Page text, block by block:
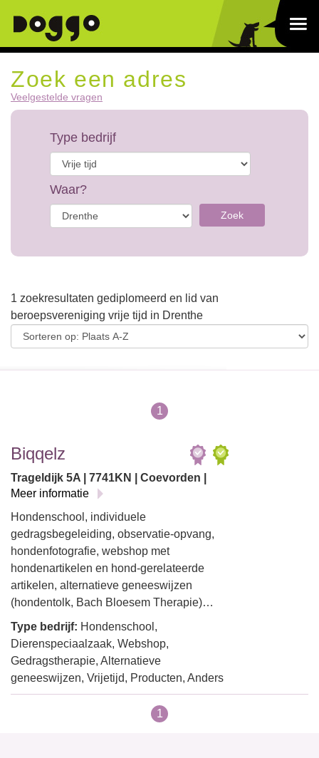
Zoek een adres
Veelgestelde vragen
Type bedrijf
Waar?
Zoek
1 zoekresultaten gediplomeerd en lid van
beroepsvereniging vrije tijd in Drenthe
1
Biqqelz
Trageldijk 5A | 7741KN | Coevorden |
Meer informatie
Hondenschool, individuele
gedragsbegeleiding, observatie-opvang,
hondenfotografie, webshop met
hondenartikelen en hond-gerelateerde
artikelen, alternatieve geneeswijzen
(hondentolk, Bach Bloesem Therapie)…
Type bedrijf: Hondenschool,
Dierenspeciaalzaak, Webshop,
Gedragstherapie, Alternatieve
geneeswijzen, Vrijetijd, Producten, Anders
1